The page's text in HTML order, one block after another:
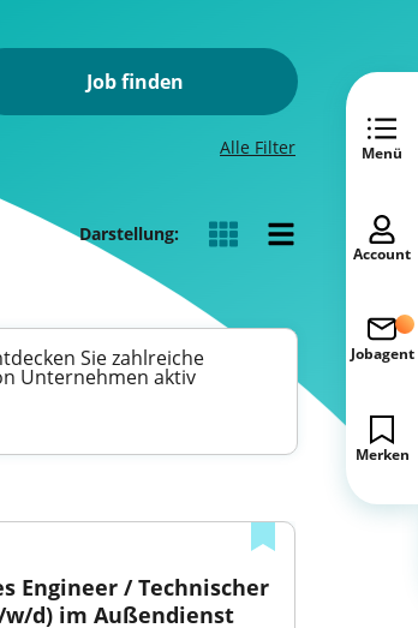
Job finden
Alle Filter
Darstellung:
Sie zahlreiche
Unternehmen aktiv
(Junior) Sales Engineer / Technischer
d) im Außendienst
Menü
Account
Jobagent
Merken